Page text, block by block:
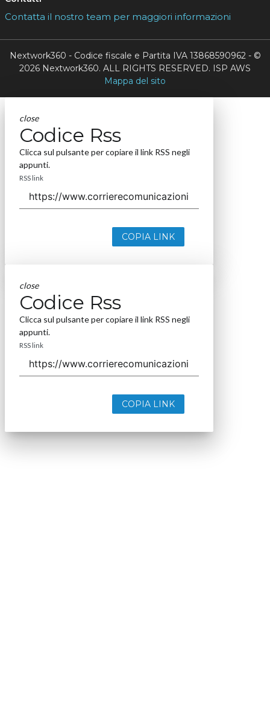
Contatta il nostro team per maggiori informazioni
Nextwork360 - Codice fiscale e Partita IVA 13868590962 - ©
2026 Nextwork360. ALL RIGHTS RESERVED. ISP AWS
Mappa del sito
close
Codice Rss
Clicca sul pulsante per copiare il link RSS negli
appunti.
RSS link
COPIA LINK
close
Codice Rss
Clicca sul pulsante per copiare il link RSS negli
appunti.
RSS link
COPIA LINK